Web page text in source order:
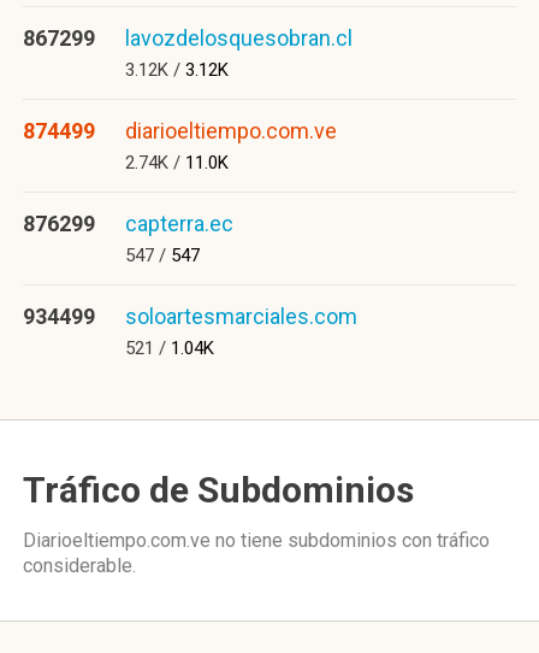
867299 lavozdelosquesobran.cl
3.12K / 3.12K
874499 diarioeltiempo.com.ve
2.74K / 11.0K
876299 capterra.ec
547 / 547
934499 soloartesmarciales.com
521 / 1.04K
Tráfico de Subdominios
Diarioeltiempo.com.ve no tiene subdominios con tráfico
considerable.